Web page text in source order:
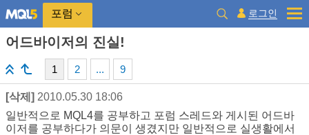
포럼 로그인
어드바이저의 진실!
1 2 ... 9
[삭제] 2010.05.30 18:06
일반적으로 MQL4를 공부하고 포럼 스레드와 게시된 어드바
이저를 공부하다가 의문이 생겼지만 일반적으로 실생활에서